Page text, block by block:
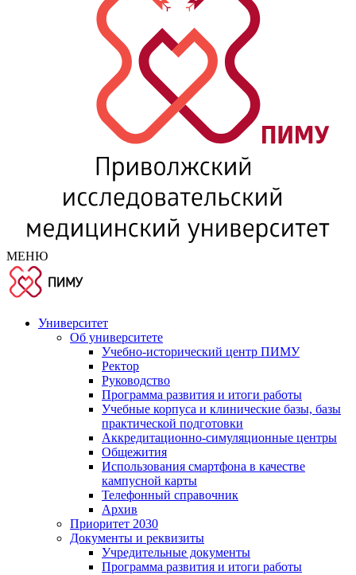
МЕНЮ
Университет
Об университете
Учебно-исторический центр ПИМУ
Ректор
Руководство
Программа развития и итоги работы
Учебные корпуса и клинические базы, базы
практической подготовки
Аккредитационно-симуляционные центры
Общежития
Использования смартфона в качестве
кампусной карты
Телефонный справочник
Архив
Приоритет 2030
Документы и реквизиты
Учредительные документы
Программа развития и итоги работы